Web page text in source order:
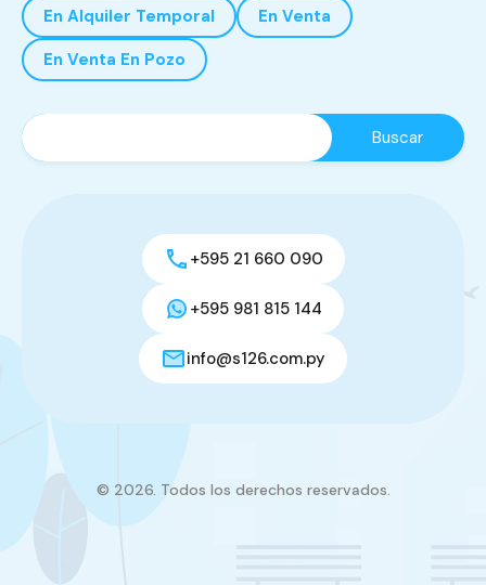
En Alquiler Temporal
En Venta
En Venta En Pozo
+595 21 660 090
+595 981 815 144
info@s126.com.py
© 2026. Todos los derechos reservados.